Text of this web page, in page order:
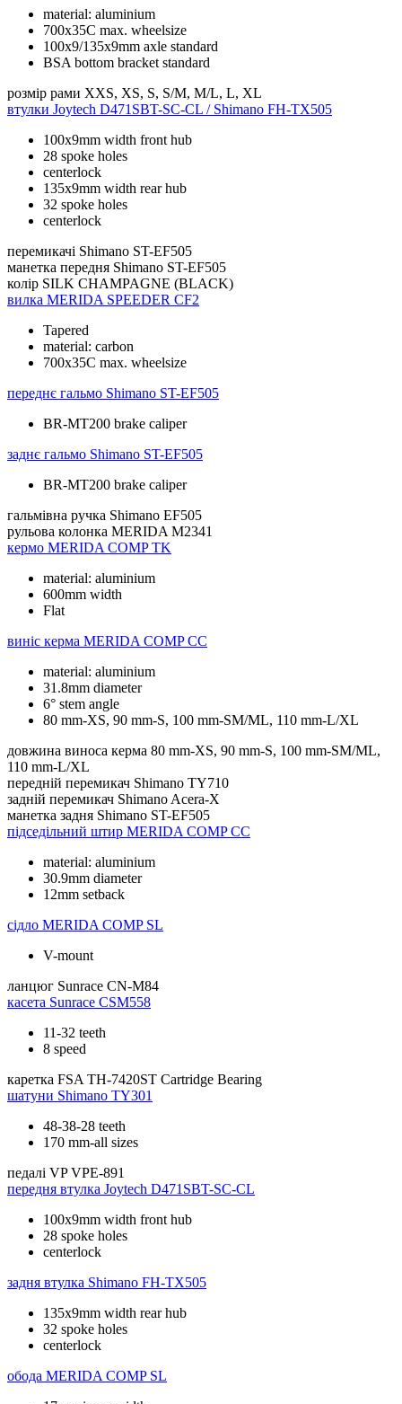
material: aluminium
700x35C max. wheelsize
100x9/135x9mm axle standard
BSA bottom bracket standard
розмір рами XXS, XS, S, S/M, M/L, L, XL
втулки Joytech D471SBT-SC-CL / Shimano FH-TX505
100x9mm width front hub
28 spoke holes
centerlock
135x9mm width rear hub
32 spoke holes
centerlock
перемикачі Shimano ST-EF505
манетка передня Shimano ST-EF505
колір SILK CHAMPAGNE (BLACK)
вилка MERIDA SPEEDER CF2
Tapered
material: carbon
700x35C max. wheelsize
переднє гальмо Shimano ST-EF505
BR-MT200 brake caliper
заднє гальмо Shimano ST-EF505
BR-MT200 brake caliper
гальмівна ручка Shimano EF505
рульова колонка MERIDA M2341
кермо MERIDA COMP TK
material: aluminium
600mm width
Flat
виніс керма MERIDA COMP CC
material: aluminium
31.8mm diameter
6° stem angle
80 mm-XS, 90 mm-S, 100 mm-SM/ML, 110 mm-L/XL
довжина виноса керма 80 mm-XS, 90 mm-S, 100 mm-SM/ML,
110 mm-L/XL
передній перемикач Shimano TY710
задній перемикач Shimano Acera-X
манетка задня Shimano ST-EF505
підседільний штир MERIDA COMP CC
material: aluminium
30.9mm diameter
12mm setback
сідло MERIDA COMP SL
V-mount
ланцюг Sunrace CN-M84
касета Sunrace CSM558
11-32 teeth
8 speed
каретка FSA TH-7420ST Cartridge Bearing
шатуни Shimano TY301
48-38-28 teeth
170 mm-all sizes
педалі VP VPE-891
передня втулка Joytech D471SBT-SC-CL
100x9mm width front hub
28 spoke holes
centerlock
задня втулка Shimano FH-TX505
135x9mm width rear hub
32 spoke holes
centerlock
обода MERIDA COMP SL